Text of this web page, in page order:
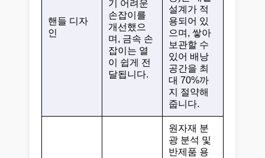
핸들 디자
인
기 어려운
손잡이를
개선했으
며, 금속 손
잡이는 열
이 쉽게 전
달됩니다.
설계가 적
용되어 있
으며, 쌓아
보관할 수
있어 배낭
공간을 최
대 70%까
지 절약해
줍니다.
원자재 분
광 분석 및
반제품 용